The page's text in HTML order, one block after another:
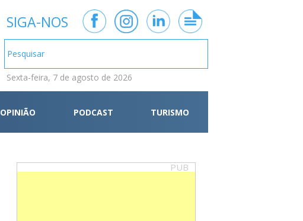
SIGA-NOS
Sexta-feira, 7 de agosto de 2026
OPINIÃO PODCAST TURISMO
PUB